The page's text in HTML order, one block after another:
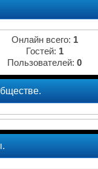
Онлайн всего: 1
Гостей: 1
Пользователей:0